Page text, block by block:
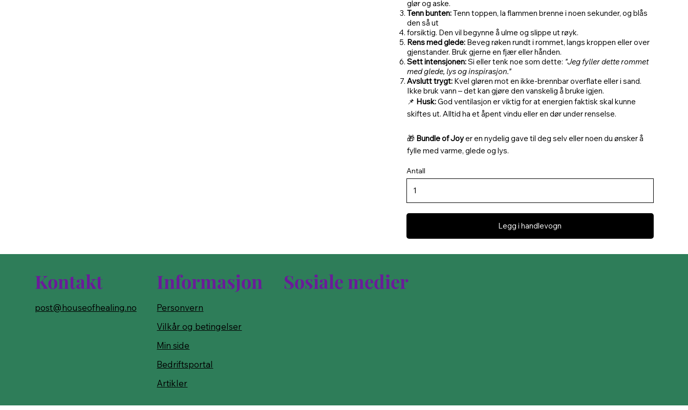
glør og aske.
Tenn bunten:Tenn toppen, la flammen brenne i noen sekunder, og blås
den så ut
forsiktig. Den vil begynne å ulme og slippe ut røyk.
Rens med glede: Beveg røken rundt i rommet, langs kroppen eller over
gjenstander. Bruk gjerne en fjær eller hånden.
Sett intensjonen:Si eller tenk noe som dette: "Jeg fyller dette rommet
med glede, lys og inspirasjon."
Avslutt trygt: Kvel gløren mot en ikke-brennbar overflate eller i sand.
Ikke bruk vann – det kan gjøre den vanskelig å bruke igjen.
📌 Husk:God ventilasjon er viktig for at energien faktisk skal kunne
skiftes ut. Alltid ha et åpent vindu eller en dør under renselse.
🎁 Bundle of Joyer en nydelig gave til deg selv eller noen du ønsker å
fylle med varme, glede og lys.
Antall
Legg i handlevogn
Kontakt
post@houseofhealing.no
Informasjon
Personvern
Vilkår og betingelser
Min side
Bedriftsportal
Artikler
Sosiale medier